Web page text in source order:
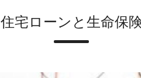
住宅ローンと生命保